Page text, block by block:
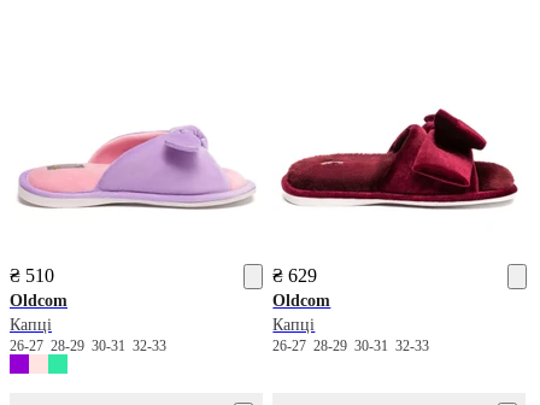
₴ 510
Oldcom
Капці
26-27 28-29 30-31 32-33
₴ 629
Oldcom
Капці
26-2728-2930-3132-33